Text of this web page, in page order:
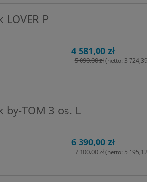
P
4 581,00 zł
5 090,00 zł (netto: 3
by-TOM 3 os. L
6 390,00 zł
7 100,00 zł (netto: 5